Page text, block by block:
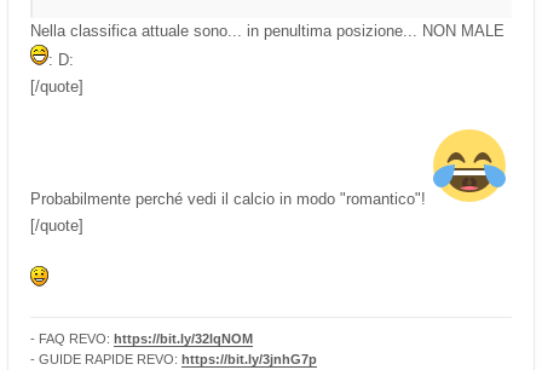
Nella classifica attuale sono... in penultima posizione... NON MALE
: D:
[/quote]
Probabilmente perché vedi il calcio in modo "romantico"!
[/quote]
- FAQ REVO: https://bit.ly/32lqNOM
- GUIDE RAPIDE REVO: https://bit.ly/3jnhG7p